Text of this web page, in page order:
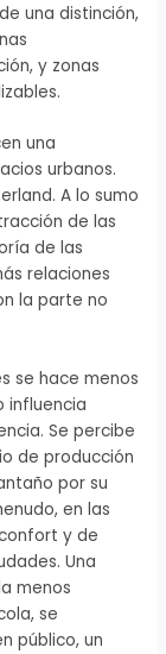
una distinción,
y zonas
una
urbanos.
A lo sumo
de las
de las
relaciones
la parte no
se hace menos
influencia
Se percibe
de producción
por su
en las
y de
Una
menos
se
público, un